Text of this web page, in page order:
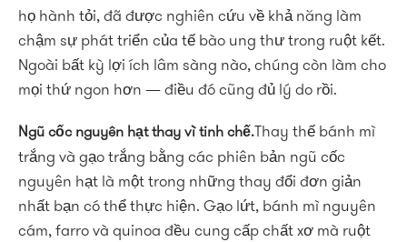
họ hành tỏi, đã được nghiên cứu về khả năng làm
chậm sự phát triển của tế bào ung thư trong ruột kết.
Ngoài bất kỳ lợi ích lâm sàng nào, chúng còn làm cho
mọi thứ ngon hơn — điều đó cũng đủ lý do rồi.
Ngũ cốc nguyên hạt thay vì tinh chế. Thay thế bánh mì
trắng và gạo trắng bằng các phiên bản ngũ cốc
nguyên hạt là một trong những thay đổi đơn giản
nhất bạn có thể thực hiện. Gạo lứt, bánh mì nguyên
cám, farro và quinoa đều cung cấp chất xơ mà ruột